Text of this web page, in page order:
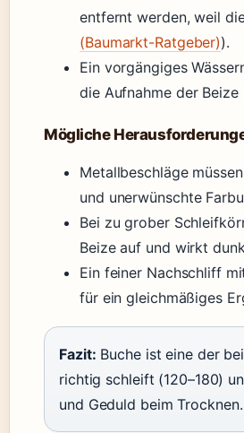
entfernt werden, weil
(Baumarkt-Ratgeber)).
Ein vorgängiges
die Aufnahme der Beize
Mögliche
Metallbeschläge
und unerwünschte
Bei zu grober
Beize auf und wirkt
Ein feiner Nachschliff
für ein gleichmäßiges
Fazit: Buche ist eine der
richtig schleift (120–180)
und Geduld beim Trocknen.